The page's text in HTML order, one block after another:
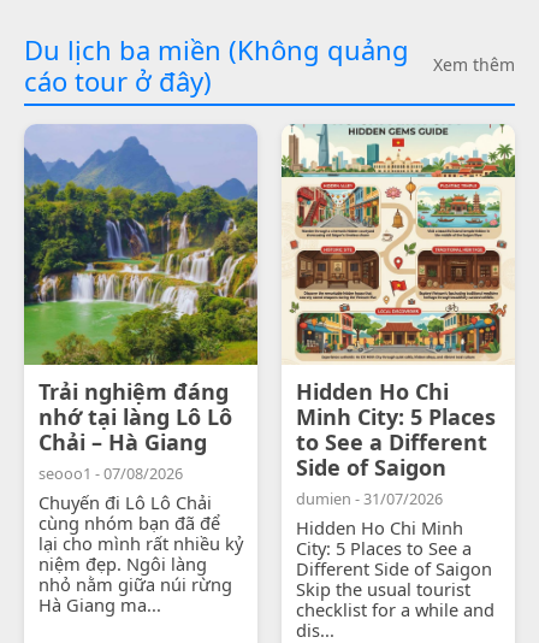
Du lịch ba miền (Không quảng
cáo tour ở đây)
Xem thêm
Trải nghiệm đáng
nhớ tại làng Lô Lô
Chải – Hà Giang
seooo1 - 07/08/2026
Chuyến đi Lô Lô Chải
cùng nhóm bạn đã để
lại cho mình rất nhiều kỷ
niệm đẹp. Ngôi làng
nhỏ nằm giữa núi rừng
Hà Giang ma...
Hidden Ho Chi
Minh City: 5 Places
to See a Different
Side of Saigon
dumien - 31/07/2026
Hidden Ho Chi Minh
City: 5 Places to See a
Different Side of Saigon
Skip the usual tourist
checklist for a while and
dis...